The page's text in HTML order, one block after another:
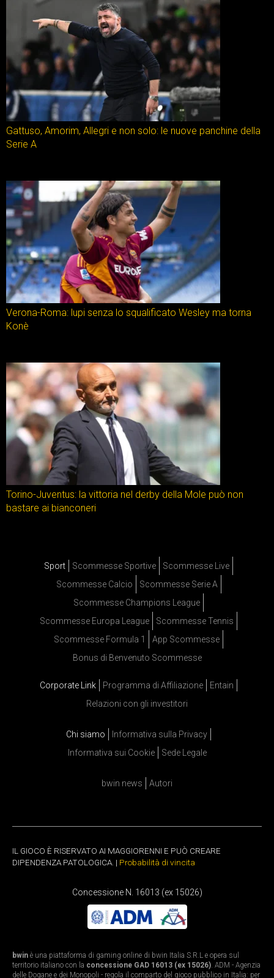
Gattuso, Amorim, Allegri e non solo: le nuove panchine della
Serie A
Verona-Roma: lupi senza lo squalificato Wesley ma torna
Konè
Torino-Juventus: la vittoria nel derby della Mole può non
bastare ai bianconeri
Sport Scommesse Sportive
Scommesse Live
Scommesse Calcio
Scommesse Serie A
Scommesse Champions League
Scommesse Europa League
Scommesse Tennis
Scommesse Formula 1
App Scommesse
Bonus di Benvenuto Scommesse
Corporate Link Programma di Affiliazione
Entain
Relazioni con gli investitori
Chi siamo
Informativa sulla Privacy
Informativa sui Cookie
Sede Legale
bwin news Autori
IL GIOCO È RISERVATO AI MAGGIORENNI E PUÒ CREARE
DIPENDENZA PATOLOGICA. | Probabilità di vincita
Concessione N. 16013 (ex 15026)
bwin è una piattaforma di gaming online di bwin Italia S.R.L e opera sul
territorio italiano con la concessione GAD 16013 (ex 15026). ADM - Agenzia
delle Dogane e dei Monopoli - regola il comparto del gioco pubblico in Italia: per